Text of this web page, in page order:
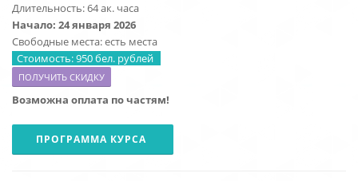
Длительность: 64 ак. часа
Начало: 24 января 2026
Свободные места: есть места
Стоимость: 950 бел. рублей
ПОЛУЧИТЬ СКИДКУ
Возможна оплата по частям!
ПРОГРАММА КУРСА